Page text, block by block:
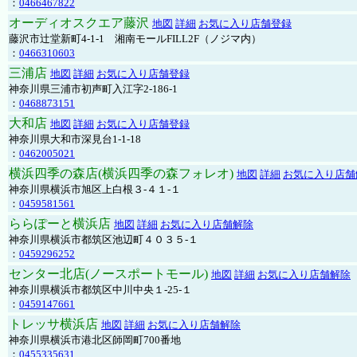
： 0466467822
オーディオスクエア藤沢 地図 詳細 お気に入り店舗登録
藤沢市辻堂新町4-1-1 湘南モールFILL2F（ノジマ内）
： 0466310603
三浦店 地図 詳細 お気に入り店舗登録
神奈川県三浦市初声町入江字2-186-1
： 0468873151
大和店 地図 詳細 お気に入り店舗登録
神奈川県大和市深見台1-1-18
： 0462005021
横浜四季の森店(横浜四季の森フォレオ) 地図 詳細 お気に入り店
神奈川県横浜市旭区上白根３-４１-１
： 0459581561
ららぽーと横浜店 地図 詳細 お気に入り店舗解除
神奈川県横浜市都筑区池辺町４０３５-１
： 0459296252
センター北店(ノースポートモール) 地図 詳細 お気に入り店舗解除
神奈川県横浜市都筑区中川中央１-25-１
： 0459147661
トレッサ横浜店 地図 詳細 お気に入り店舗解除
神奈川県横浜市港北区師岡町700番地
： 0455335631